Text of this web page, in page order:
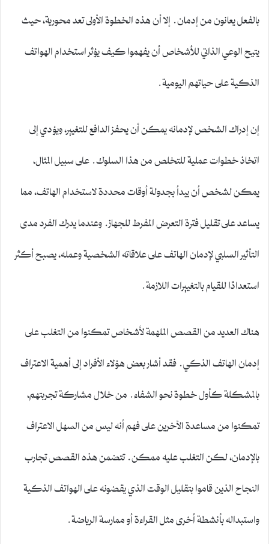
بالفعل يعانون من إدمان. إلا أن هذه الخطوة الأولى تعد محورية، حيث
يتيح الوعي الذاتي للأشخاص أن يفهموا كيف يؤثر استخدام الهواتف
الذكية على حياتهم اليومية.
إن إدراك الشخص لإدمانه يمكن أن يحفز الدافع للتغيير، ويؤدي إلى
اتخاذ خطوات عملية للتخلص من هذا السلوك. على سبيل المثال،
يمكن لشخص أن يبدأ بجدولة أوقات محددة لاستخدام الهاتف، مما
يساعد على تقليل فترة التعرض المفرط للجهاز. وعندما يدرك الفرد مدى
التأثير السلبي لإدمان الهاتف على علاقاته الشخصية وعمله، يصبح أكثر
استعدادًا للقيام بالتغييرات اللازمة.
هناك العديد من القصص الملهمة لأشخاص تمكنوا من التغلب على
إدمان الهاتف الذكي. فقد أشار بعض هؤلاء الأفراد إلى أهمية الاعتراف
بالمشكلة كأول خطوة نحو الشفاء. من خلال مشاركة تجربتهم،
تمكنوا من مساعدة الآخرين على فهم أنه ليس من السهل الاعتراف
بالإدمان، لكن التغلب عليه ممكن. تتضمن هذه القصص تجارب
النجاح الذين قاموا بتقليل الوقت الذي يقضونه على الهواتف الذكية
واستبداله بأنشطة أخرى مثل القراءة أو ممارسة الرياضة.